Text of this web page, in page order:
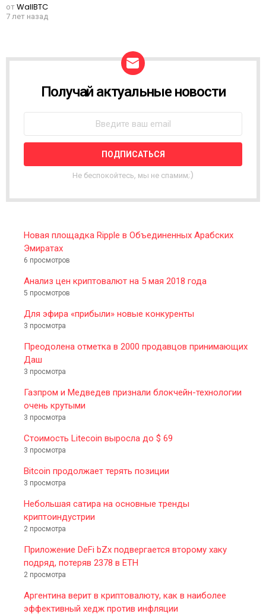
отWallBTC
7 лет назад
W
L
T
R
Получай актуальные новости
Не беспокойтесь, мы не спамим;)
Новая площадка Ripple в Объединенных Арабских
Эмиратах
6 просмотров
Анализ цен криптовалют на 5 мая 2018 года
5 просмотров
Для эфира «прибыли» новые конкуренты
3 просмотра
Преодолена отметка в 2000 продавцов принимающих
Даш
3 просмотра
Газпром и Медведев признали блокчейн-технологии
очень крутыми
3 просмотра
Стоимость Litecoin выросла до $ 69
3 просмотра
Bitcoin продолжает терять позиции
3 просмотра
Небольшая сатира на основные тренды
криптоиндустрии
2 просмотра
Приложение DeFi bZx подвергается второму хаку
подряд, потеряв 2378 в ETH
2 просмотра
Аргентина верит в криптовалюту, как в наиболее
эффективный хедж против инфляции